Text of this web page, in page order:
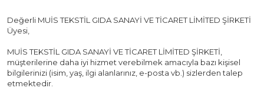
Değerli MUİS TEKSTİL GIDA SANAYİ VE TİCARET LİMİTED ŞİRKETİ
Üyesi,
MUİS TEKSTİL GIDA SANAYİ VE TİCARET LİMİTED ŞİRKETİ,
müşterilerine daha iyi hizmet verebilmek amacıyla bazı kişisel
bilgilerinizi (isim, yaş, ilgi alanlarınız, e-posta vb.) sizlerden talep
etmektedir.